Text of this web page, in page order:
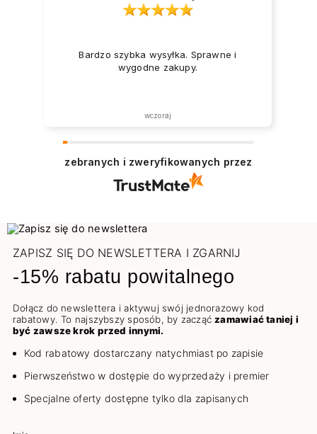
Bardzo szybka wysyłka. Sprawne i
wygodne zakupy.
wczoraj
zebranych i zweryfikowanych przez
ZAPISZ SIĘ DO NEWSLETTERA I ZGARNIJ
-15% rabatu powitalnego
Dołącz do newslettera i aktywuj swój jednorazowy kod
rabatowy. To najszybszy sposób, by zacząćzamawiać taniej i
być zawsze krok przed innymi.
Kod rabatowy dostarczany natychmiast po zapisie
Pierwszeństwo w dostępie do wyprzedaży i premier
Specjalne oferty dostępne tylko dla zapisanych